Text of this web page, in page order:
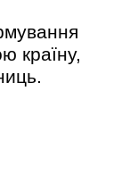
країну,